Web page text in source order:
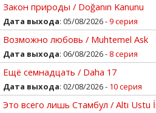
Закон природы / Doğanın Kanunu
Дата выхода: 05/08/2026 -9 серия
Возможно любовь / Muhtemel Ask
Дата выхода: 06/08/2026 - 8 серия
Ещё семнадцать / Daha 17
Дата выхода: 02/08/2026 - 10 серия
Это всего лишь Стамбул / Altı Ustu